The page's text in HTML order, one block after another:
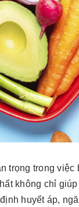
trọng trong
không chỉ giúp
huyết áp,